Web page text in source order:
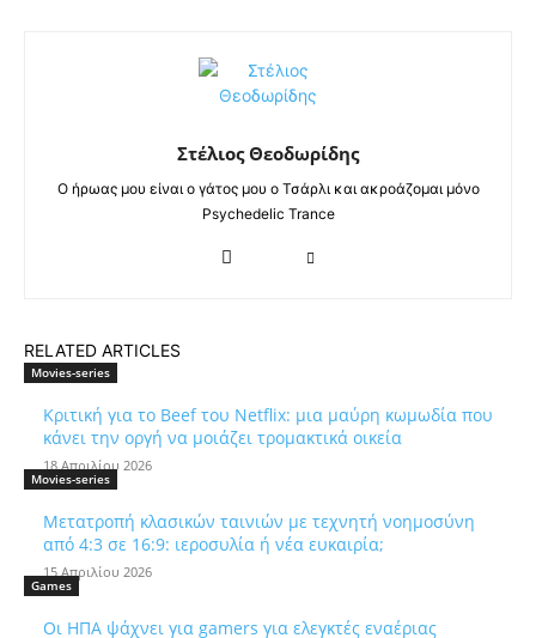
Στέλιος Θεοδωρίδης
Ο ήρωας μου είναι ο γάτος μου ο Τσάρλι και ακροάζομαι μόνο
Psychedelic Trance
RELATED ARTICLES
Movies-series
Κριτική για το Beef του Netflix: μια μαύρη κωμωδία που
κάνει την οργή να μοιάζει τρομακτικά οικεία
18 Απριλίου 2026
Movies-series
Μετατροπή κλασικών ταινιών με τεχνητή νοημοσύνη
από 4:3 σε 16:9: ιεροσυλία ή νέα ευκαιρία;
15 Απριλίου 2026
Games
Οι ΗΠΑ ψάχνει για gamers για ελεγκτές εναέριας